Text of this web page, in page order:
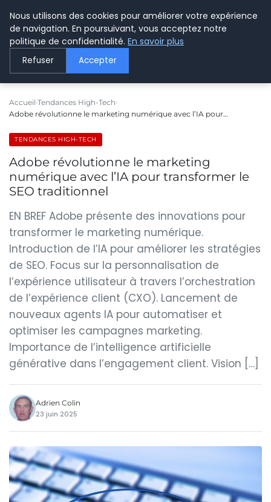
LE WEBMARKETING
Accueil Tendances High-Tech
Adobe révolutionne le marketing numérique avec l’IA pour…
TENDANCES HIGH-TECH
Adobe révolutionne le marketing
numérique avec l’IA pour transformer le
SEO traditionnel
EN BREF Adobe présente des innovations pour
transformer le marketing numérique.
Introduction de l’IA pour améliorer les stratégies
de SEO. Focus sur la personnalisation de
l’expérience utilisateur à travers l’orchestration
de l’expérience client (CXO). Lancement de
nouveaux agents IA pour automatiser et
optimiser les campagnes marketing.
Importance de l’intelligence artificielle
générative dans l’engagement client. Vision […]
Adrien Colin
23 juin 2025
Nous utilisons des cookies pour améliorer votre expérience
de navigation. En poursuivant, vous acceptez notre
politique de confidentialité. En savoir plus
Refuser Accepter